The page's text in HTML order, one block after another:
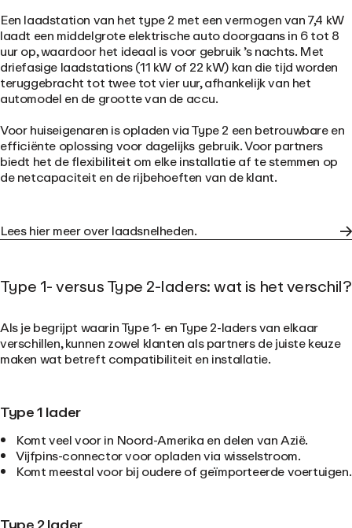
Een laadstation van het type 2 met een vermogen van 7,4 kW
laadt een middelgrote elektrische auto doorgaans in 6 tot 8
uur op, waardoor het ideaal is voor gebruik ’s nachts. Met
driefasige laadstations (11 kW of 22 kW) kan die tijd worden
teruggebracht tot twee tot vier uur, afhankelijk van het
automodel en de grootte van de accu.
Voor huiseigenaren is opladen via Type 2 een betrouwbare en
efficiënte oplossing voor dagelijks gebruik. Voor partners
biedt het de flexibiliteit om elke installatie af te stemmen op
de netcapaciteit en de rijbehoeften van de klant.
Lees hier meer over laadsnelheden.
Type 1- versus Type 2-laders: wat is het verschil?
Als je begrijpt waarin Type 1- en Type 2-laders van elkaar
verschillen, kunnen zowel klanten als partners de juiste keuze
maken wat betreft compatibiliteit en installatie.
Type 1 lader
Komt veel voor in Noord-Amerika en delen van Azië.
Vijfpins-connector voor opladen via wisselstroom.
Komt meestal voor bij oudere of geïmporteerde voertuigen.